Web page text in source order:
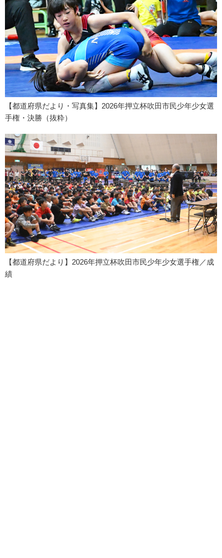
【都道府県だより・写真集】2026年押立杯吹田市民少年少女選
手権・決勝（抜粋）
【都道府県だより】2026年押立杯吹田市民少年少女選手権／成
績